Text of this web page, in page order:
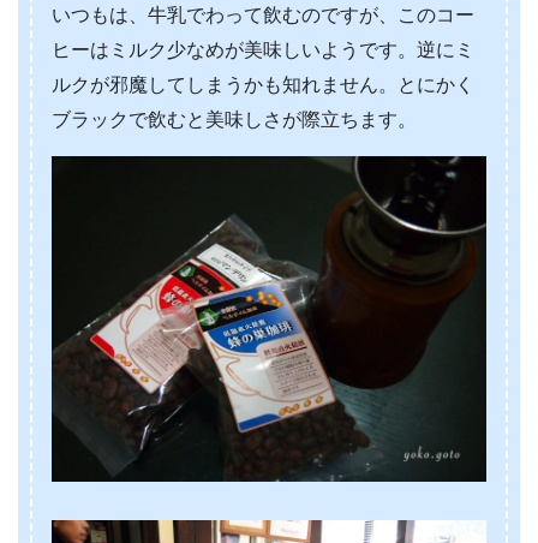
いつもは、牛乳でわって飲むのですが、このコー
ヒーはミルク少なめが美味しいようです。逆にミ
ルクが邪魔してしまうかも知れません。とにかく
ブラックで飲むと美味しさが際立ちます。